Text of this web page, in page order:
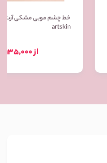
خط چشم مویی مشکی آرت
artskin
از 135,000 تومان